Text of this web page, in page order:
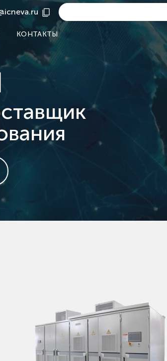
КОНТАКТЫ